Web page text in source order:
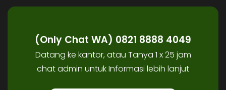
(Only Chat WA) 0821 8888 4049
Datang ke kantor, atau Tanya 1 x 25 jam
chat admin untuk Informasi lebih lanjut